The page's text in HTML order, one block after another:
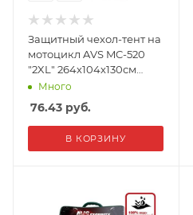
Защитный чехол-тент на
мотоцикл AVS MC-520
"2XL" 264х104х130см
(водонепроницаемый)
Много
76.43 руб.
В КОРЗИНУ